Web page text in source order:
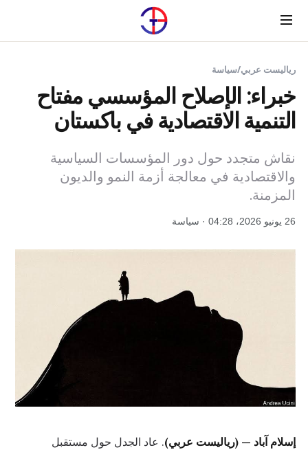
Menu
رياليست عربي/سياسة
خبراء: الإصلاح المؤسسي مفتاح
التنمية الاقتصادية في باكستان
نقاش متجدد حول دور المؤسسات السياسية
والاقتصادية في معالجة أزمة النمو والديون
المزمنة.
26 يونيو 2026، 04:28 · سياسة
إسلام آباد — (رياليست عربي). عاد الجدل حول مستقبل